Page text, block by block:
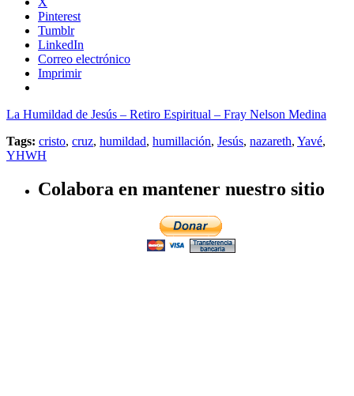
Pinterest
Tumblr
LinkedIn
Correo electrónico
Imprimir
La Humildad de Jesús – Retiro Espiritual – Fray Nelson Medina
Tags: cristo, cruz, humildad, humillación, Jesús, nazareth, Yavé,
YHWH
Colabora en mantener nuestro sitio